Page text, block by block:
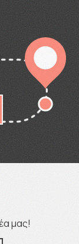
μας!